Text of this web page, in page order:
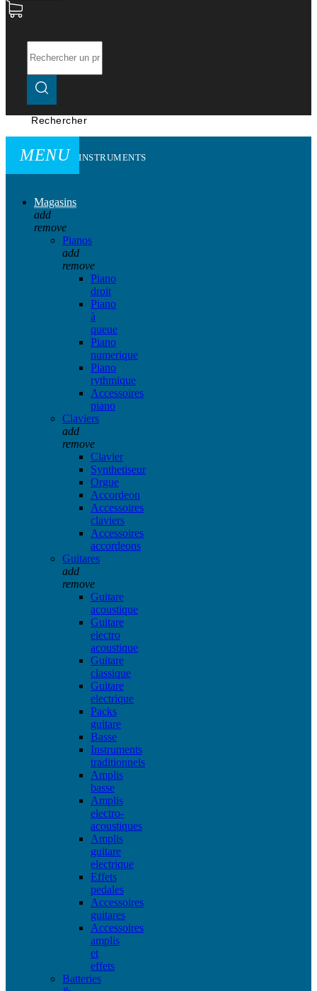
Rechercher
MENU INSTRUMENTS
Magasins
add
remove
Pianos
add
remove
Piano
droit
Piano
à
queue
Piano
numerique
Piano
rythmique
Accessoires
piano
Claviers
add
remove
Clavier
Synthetiseur
Orgue
Accordeon
Accessoires
claviers
Accessoires
accordeons
Guitares
add
remove
Guitare
acoustique
Guitare
electro
acoustique
Guitare
classique
Guitare
electrique
Packs
guitare
Basse
Instruments
traditionnels
Amplis
basse
Amplis
electro-
acoustiques
Amplis
guitare
electrique
Effets
pedales
Accessoires
guitares
Accessoires
amplis
et
effets
Batteries